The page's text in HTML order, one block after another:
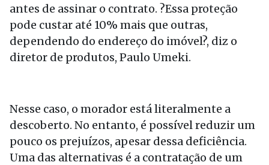
antes de assinar o contrato. ?Essa proteção
pode custar até 10% mais que outras,
dependendo do endereço do imóvel?, diz o
diretor de produtos, Paulo Umeki.
Nesse caso, o morador está literalmente a
descoberto. No entanto, é possível reduzir um
pouco os prejuízos, apesar dessa deficiência.
Uma das alternativas é a contratação de um